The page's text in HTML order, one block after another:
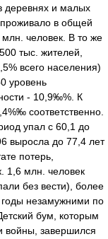
деревнях и малых
в общей
человек. В то же
тыс. жителей,
всего населения)
уровень
- 10,9‰%. К
соответственно.
упал с 60,1 до
выросла до 77,4 лет
потерь,
1,6 млн. человек
без вести), более
незамужними по
бум, которым
войны, завершился